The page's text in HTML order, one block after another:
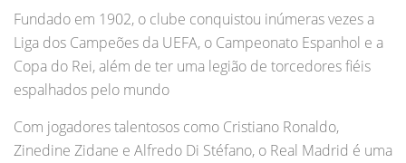
Fundado em 1902, o clube conquistou inúmeras vezes a
Liga dos Campeões da UEFA, o Campeonato Espanhol e a
Copa do Rei, além de ter uma legião de torcedores fiéis
espalhados pelo mundo
Com jogadores talentosos como Cristiano Ronaldo,
Zinedine Zidane e Alfredo Di Stéfano, o Real Madrid é uma